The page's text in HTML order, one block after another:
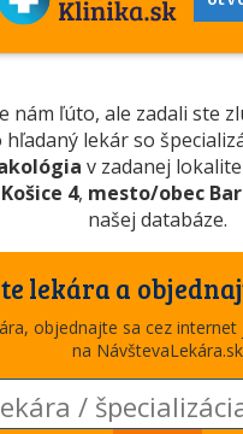
nám ľúto, ale zadali ste
hľadaný lekár so
v zadanej lokalite
4, mesto/obec
našej databáze.
lekára a
objednajte sa cez
na NávštevaLekára.sk